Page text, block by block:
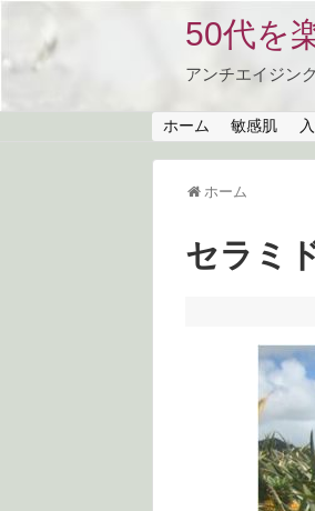
50代を
アンチエイジン
ホーム 敏感肌
ホーム
セラミ